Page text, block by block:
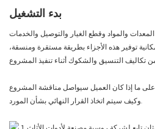
بدء التشغيل
والمواد وقطع الغيار والتوصيل والخدمات
توفير هذه الأجزاء بطريقة مستقرة ومنسقة،
ما إذا كان العميل سيواصل مناقشة المشروع
وكيف سيتم اتخاذ القرار النهائي بشأن المورد.